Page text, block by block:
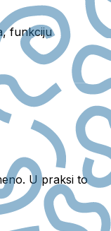
funkciju
U praksi to